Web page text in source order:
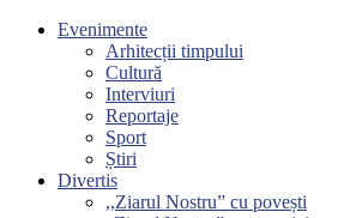
Evenimente
Arhitecții timpului
Cultură
Interviuri
Reportaje
Sport
Știri
Divertis
,,Ziarul Nostru” cu povești